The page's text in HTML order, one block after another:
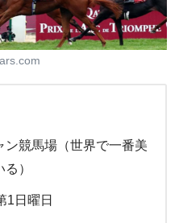
ン競馬場（世界で一番美
）
1日曜日